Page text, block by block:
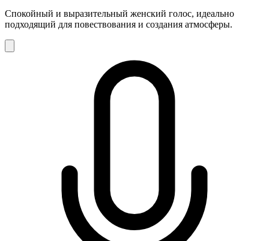
Спокойный и выразительный женский голос, идеально
подходящий для повествования и создания атмосферы.